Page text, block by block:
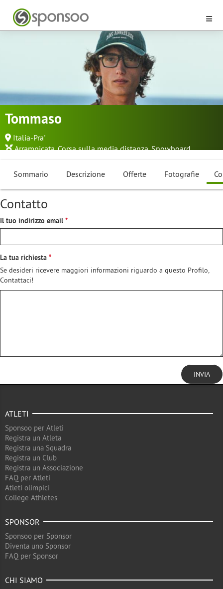
Tommaso
Italia-Pra'
Arrampicata,Corsa sulla media distanza,Snowboard...
Sommario Descrizione Offerte Fotografie
Contatto
Il tuo indirizzo email
La tua richiesta
Se desideri ricevere maggiori informazioni riguardo a questo Profilo,
Contattaci!
INVIA
ATLETI
Sponsoo per Atleti
Registra un Atleta
Registra una Squadra
Registra un Club
Registra un Associazione
FAQ per Atleti
Atleti olimpici
College Athletes
SPONSOR
Sponsoo per Sponsor
Diventa uno Sponsor
FAQ per Sponsor
CHI SIAMO